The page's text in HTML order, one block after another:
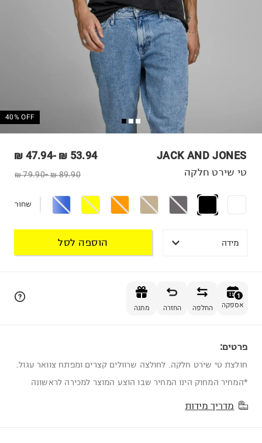
40% OFF
JACK AND JONES
53.94 ₪
-
47.94 ₪
89.90 ₪
-
79.90 ₪ טי שירט חלקה
שחור
מידה הוספה לסל
1
אספקה החלפה החזרה מתנה
פרטים:
חולצת טי שירט חלקה. לחולצה שרוולים קצרים ומפתח צוואר עגול.
*המחיר המחוק הינו המחיר שבו הוצע המוצר למכירה לראשונה
מדריך מידות